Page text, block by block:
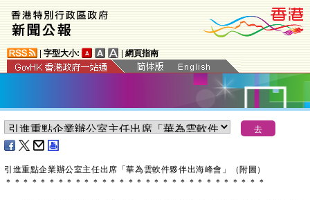
字型大小: 網頁指南
引進重點企業辦公室主任出席「華為雲軟件夥伴出海峰會」（附圖）
＊ ＊ ＊ ＊ ＊ ＊ ＊ ＊ ＊ ＊ ＊ ＊ ＊ ＊ ＊ ＊ ＊ ＊ ＊ ＊ ＊ ＊ ＊ ＊ ＊ ＊ ＊ ＊ ＊ ＊